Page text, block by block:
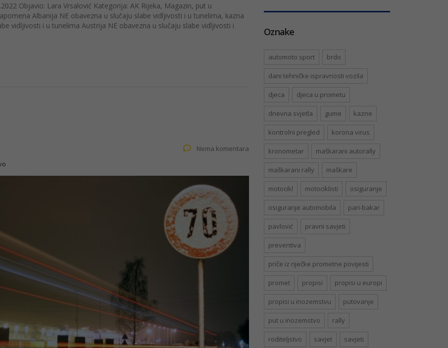
Objavio: Lara Vrsalović Kategorija: AK Rijeka, Magazin, put u
Albanija NE obavezna u slučaju slabe vidljivosti i u tunelima, kazna
vidljivosti i u tunelima Austrija NE obavezna u slučaju slabe vidljivosti i
Nema komentara
Oznake
automoto sport brdo
dani tehničke ispravnosti vozila
djeca djeca u prometu
dnevna svjetla gume kazne
kontrolni pregled korona virus
kronometar maškarani autorally
maškarani rally maškare
motocikl motociklisti osiguranje
osiguranje automobila pari-bakar
pavlović pravni savjeti
preventiva
priče iz riječke prometne povijesti
promet propisi propisi u europi
propisi u inozemstvu putovanje
put u inozemstvo rally
roditeljstvo savjet savjeti